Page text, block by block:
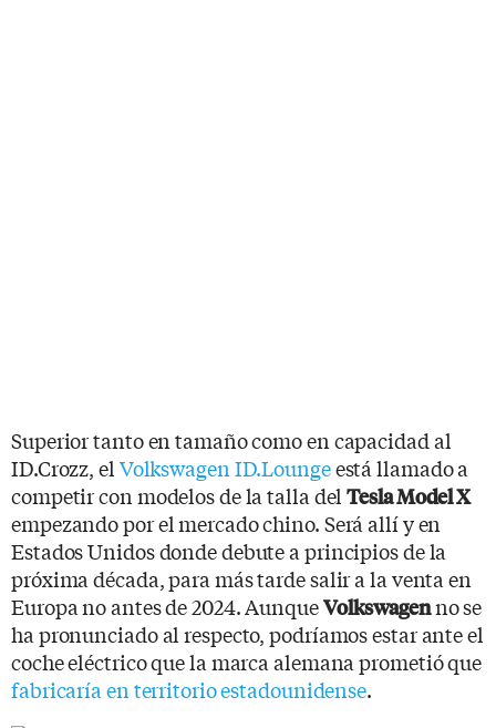
Superior tanto en tamaño como en capacidad al
ID.Crozz, el Volkswagen ID.Loungeestá llamado a
competir con modelos de la talla delTesla Model X
empezando por el mercado chino. Será allí y en
Estados Unidos donde debute a principios de la
próxima década, para más tarde salir a la venta en
Europa no antes de 2024. AunqueVolkswagenno se
ha pronunciado al respecto, podríamos estar ante el
coche eléctrico que la marca alemana prometió que
fabricaría en territorio estadounidense.